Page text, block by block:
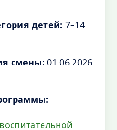
детей: 7–14
смены: 01.06.2026